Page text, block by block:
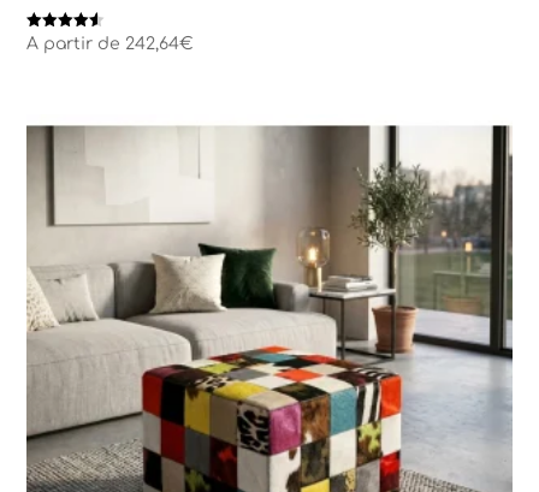
Note
4.50
A partir de 242,64€